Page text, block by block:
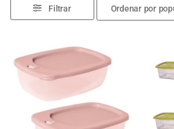
Filtrar